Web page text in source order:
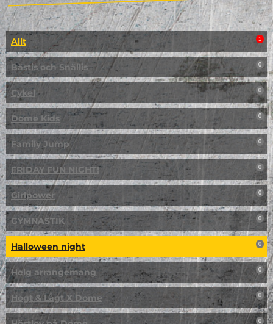
Allt 1
Bästis och Snällis 0
Cykel 0
Dome Kids 0
Family Jump 0
FRIDAY FUN NIGHT! 0
Girlpower 0
GYMNASTIK 0
Halloween night 0
Helg arrangemang 0
Högt & Lågt X Dome 0
0